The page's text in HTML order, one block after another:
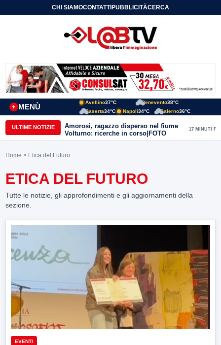
CHI SIAMOCONTATTIPUBBLICITÀCERCA
MENÙ
+
Avellino37°C Benevento38°C
Caserta34°C Napoli34°C Salerno36°C
ULTIME NOTIZIE
Amorosi, ragazzo disperso nel fiume
Volturno: ricerche in corso|FOTO
17 MINUTI FA
Home > Etica del Futuro
ETICA DEL FUTURO
Tutte le notizie, gli approfondimenti e gli aggiornamenti della
sezione.
EVENTI